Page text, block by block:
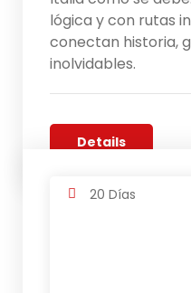
lógica y con rutas
conectan historia,
inolvidables.
Details
20 Días